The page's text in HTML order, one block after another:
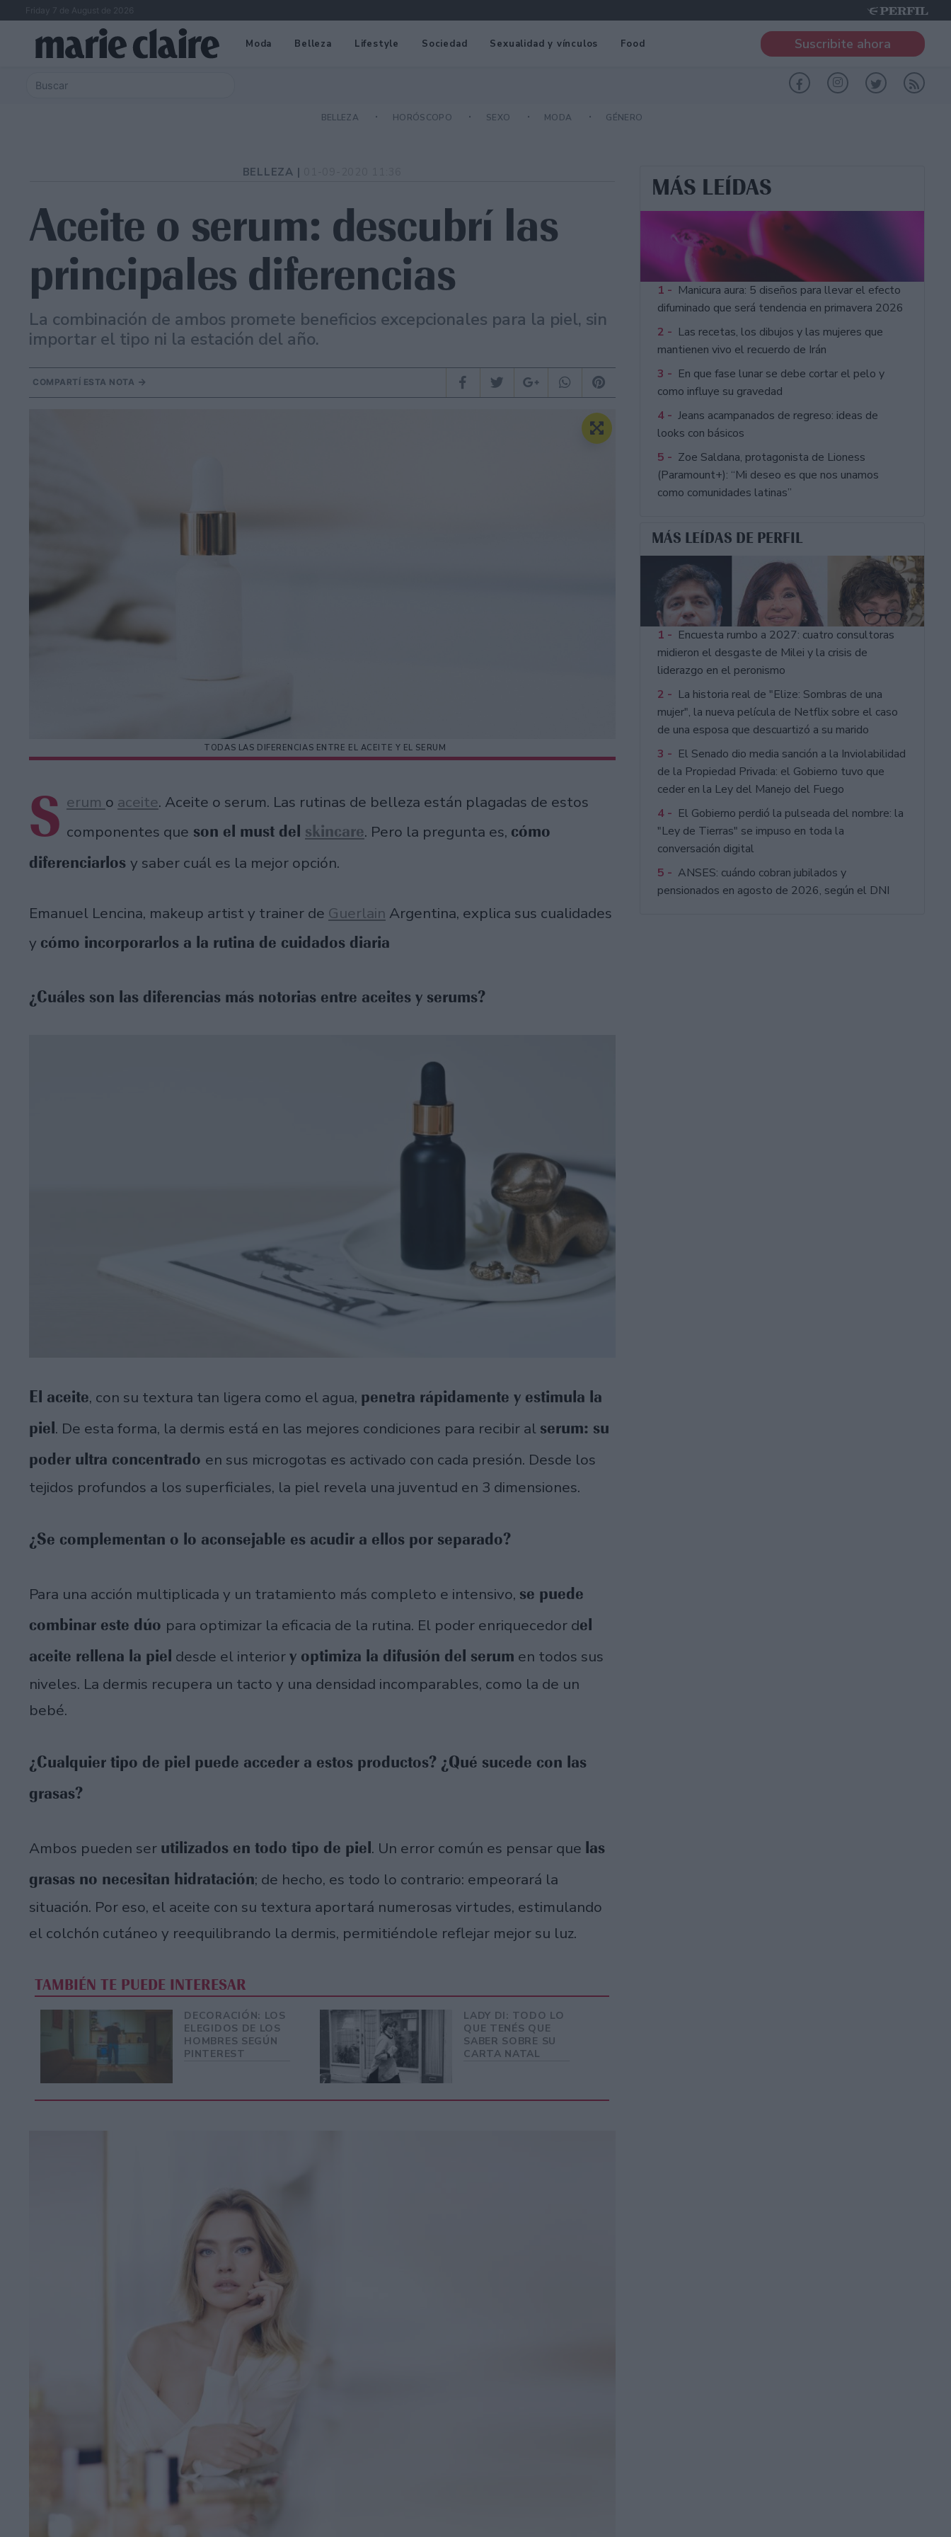
Friday 7 de August de 2026
Moda Belleza Lifestyle Sociedad Sexualidad y vínculos Food Suscribite ahora
BELLEZA HORÓSCOPO SEXO MODA GÉNERO
BELLEZA |
Aceite o serum: descubrí las
principales diferencias
La combinación de ambos promete beneficios excepcionales para la piel, sin
importar el tipo ni la estación del año.
COMPARTÍ ESTA NOTA
TODAS LAS DIFERENCIAS ENTRE EL ACEITE Y EL SERUM
S erum o aceite. Aceite o serum. Las rutinas de belleza están plagadas de estos
componentes que son el must del skincare. Pero la pregunta es, cómo
diferenciarlos y saber cuál es la mejor opción.
Emanuel Lencina, makeup artist y trainer de Guerlain Argentina, explica sus cualidades
y cómo incorporarlos a la rutina de cuidados diaria
¿Cuáles son las diferencias más notorias entre aceites y serums?
El aceite, con su textura tan ligera como el agua, penetra rápidamente y estimula la
piel. De esta forma, la dermis está en las mejores condiciones para recibir al serum: su
poder ultra concentrado en sus microgotas es activado con cada presión. Desde los
tejidos profundos a los superficiales, la piel revela una juventud en 3 dimensiones.
¿Se complementan o lo aconsejable es acudir a ellos por separado?
Para una acción multiplicada y un tratamiento más completo e intensivo, se puede
combinar este dúo para optimizar la eficacia de la rutina. El poder enriquecedor del
aceite rellena la piel desde el interiory optimiza la difusión del serum en todos sus
niveles. La dermis recupera un tacto y una densidad incomparables, como la de un
bebé.
¿Cualquier tipo de piel puede acceder a estos productos? ¿Qué sucede con las
grasas?
Ambos pueden ser utilizados en todo tipo de piel. Un error común es pensar que las
grasas no necesitan hidratación; de hecho, es todo lo contrario: empeorará la
situación. Por eso, el aceite con su textura aportará numerosas virtudes, estimulando
el colchón cutáneo y reequilibrando la dermis, permitiéndole reflejar mejor su luz.
TAMBIÉN TE PUEDE INTERESAR
DECORACIÓN: LOS
ELEGIDOS DE LOS
HOMBRES SEGÚN
PINTEREST
LADY DI: TODO LO
QUE TENÉS QUE
SABER SOBRE SU
CARTA NATAL
MÁS LEÍDAS
1 - Manicura aura: 5 diseños para llevar el efecto
difuminado que será tendencia en primavera 2026
2 - Las recetas, los dibujos y las mujeres que
mantienen vivo el recuerdo de Irán
3 - En que fase lunar se debe cortar el pelo y
como influye su gravedad
4 - Jeans acampanados de regreso: ideas de
looks con básicos
5 - Zoe Saldana, protagonista de Lioness
(Paramount+): “Mi deseo es que nos unamos
como comunidades latinas”
MÁS LEÍDAS DE PERFIL
1 - Encuesta rumbo a 2027: cuatro consultoras
midieron el desgaste de Milei y la crisis de
liderazgo en el peronismo
2 - La historia real de "Elize: Sombras de una
mujer", la nueva película de Netflix sobre el caso
de una esposa que descuartizó a su marido
3 - El Senado dio media sanción a la Inviolabilidad
de la Propiedad Privada: el Gobierno tuvo que
ceder en la Ley del Manejo del Fuego
4 - El Gobierno perdió la pulseada del nombre: la
"Ley de Tierras" se impuso en toda la
conversación digital
5 - ANSES: cuándo cobran jubilados y
pensionados en agosto de 2026, según el DNI